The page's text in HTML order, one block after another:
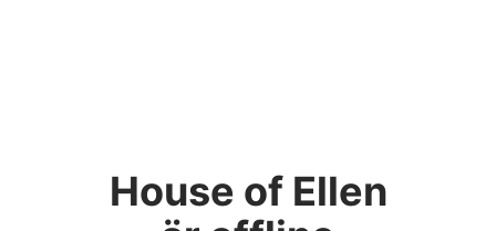
House of Ellen